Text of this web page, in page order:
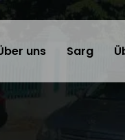
uns Sarg